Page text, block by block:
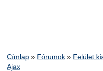
Címlap » Fórumok » Felület
Ajax